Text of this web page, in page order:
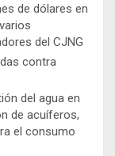
de dólares en
del CJNG
contra
del agua en
de acuíferos,
el consumo